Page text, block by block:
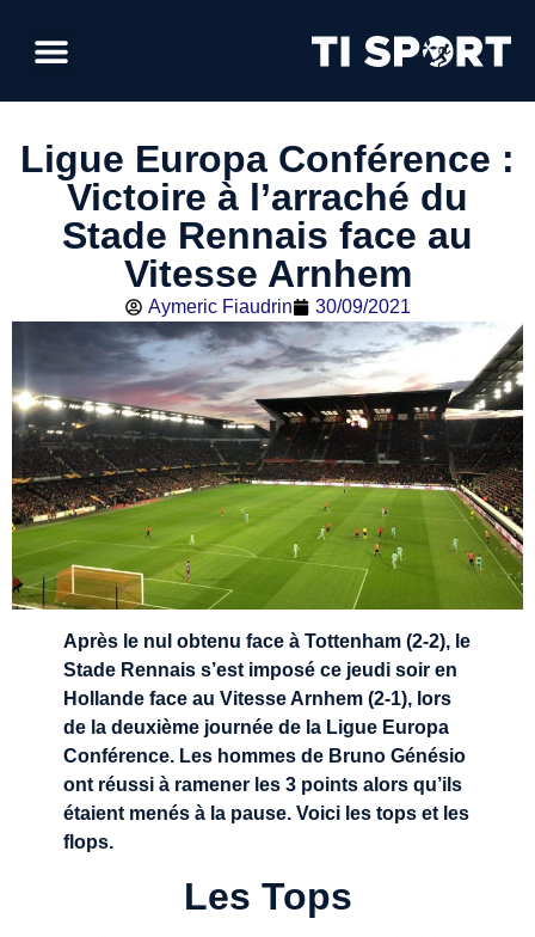
Ligue Europa Conférence :
Victoire à l’arraché du
Stade Rennais face au
Vitesse Arnhem
Aymeric Fiaudrin 30/09/2021
Après le nul obtenu face à Tottenham (2-2), le
Stade Rennais s’est imposé ce jeudi soir en
Hollande face au Vitesse Arnhem (2-1), lors
de la deuxième journée de la Ligue Europa
Conférence. Les hommes de Bruno Génésio
ont réussi à ramener les 3 points alors qu’ils
étaient menés à la pause. Voici les tops et les
flops.
Les Tops